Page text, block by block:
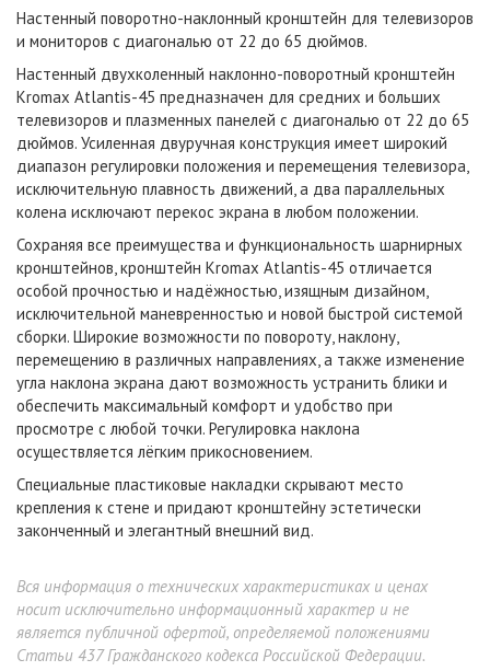
Настенный поворотно-наклонный кронштейн для телевизоров
и мониторов с диагональю от 22 до 65 дюймов.
Настенный двухколенный наклонно-поворотный кронштейн
Kromax Atlantis-45 предназначен для средних и больших
телевизоров и плазменных панелей с диагональю от 22 до 65
дюймов. Усиленная двуручная конструкция имеет широкий
диапазон регулировки положения и перемещения телевизора,
исключительную плавность движений, а два параллельных
колена исключают перекос экрана в любом положении.
Сохраняя все преимущества и функциональность шарнирных
кронштейнов, кронштейн Kromax Atlantis-45 отличается
особой прочностью и надёжностью, изящным дизайном,
исключительной маневренностью и новой быстрой системой
сборки. Широкие возможности по повороту, наклону,
перемещению в различных направлениях, а также изменение
угла наклона экрана дают возможность устранить блики и
обеспечить максимальный комфорт и удобство при
просмотре с любой точки. Регулировка наклона
осуществляется лёгким прикосновением.
Специальные пластиковые накладки скрывают место
крепления к стене и придают кронштейну эстетически
законченный и элегантный внешний вид.
Вся информация о технических характеристиках и ценах
носит исключительно информационный характер и не
является публичной офертой, определяемой положениями
Статьи 437 Гражданского кодекса Российской Федерации.